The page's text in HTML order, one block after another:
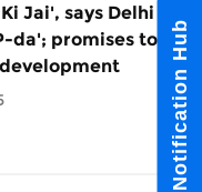
Jai', says Delhi
da'; promises to
Notification Hub